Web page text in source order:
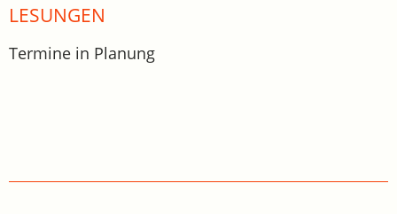
LESUNGEN
Termine in Planung